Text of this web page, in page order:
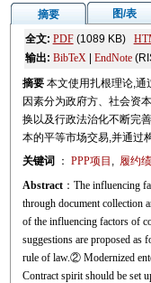
摘要 图/表
全文: PDF(1089 KB)
输出: BibTeX| EndNote
摘要 本文使用扎根理论,通
因素分为政府方、社会资
换以及行政法治化不断完
本的平等市场交易,并通过
关键词
： PPP项目 , 履约
Abstract：The influencing
through document collection
of the influencing factors of
suggestions are proposed
rule of law.② Modernized
Contract spirit should be set